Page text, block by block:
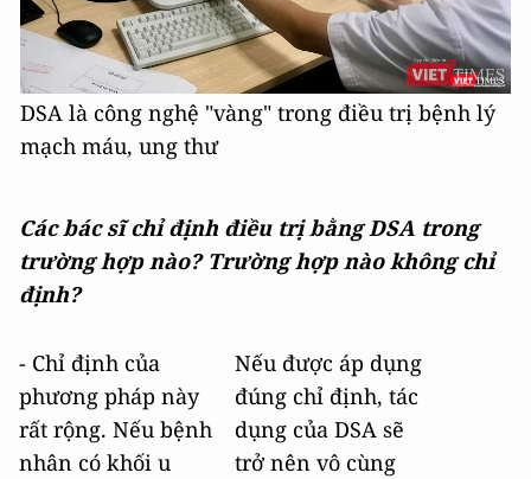
DSA là công nghệ "vàng" trong điều trị bệnh lý
mạch máu, ung thư
Các bác sĩ chỉ định điều trị bằng DSA trong
trường hợp nào? Trường hợp nào không chỉ
định?
- Chỉ định của
phương pháp này
rất rộng. Nếu bệnh
nhân có khối u
Nếu được áp dụng
đúng chỉ định, tác
dụng của DSA sẽ
trở nên vô cùng